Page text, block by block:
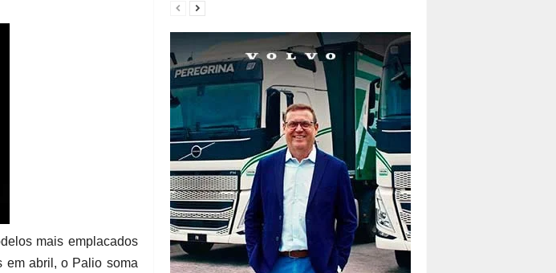
mais emplacados
em abril, o Palio soma